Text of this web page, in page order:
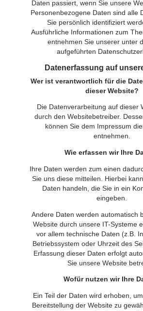
Daten passiert, wenn Sie unsere
Personenbezogene Daten sind alle
Sie persönlich identifiziert
Ausführliche Informationen zum
entnehmen Sie unserer unter
aufgeführten
Datenerfassung auf
Wer ist verantwortlich für die
dieser Website?
Die Datenverarbeitung auf dieser
durch den Websitebetreiber.
können Sie dem Impressum
entnehmen.
Wie erfassen wir Ihre
Ihre Daten werden zum einen
Sie uns diese mitteilen. Hierbei
Daten handeln, die Sie in ein
eingeben.
Andere Daten werden automatisch
Website durch unsere IT-Systeme
vor allem technische Daten (z.B.
Betriebssystem oder Uhrzeit des
Erfassung dieser Daten erfolgt
Sie unsere Website
Wofür nutzen wir Ihre
Ein Teil der Daten wird erhoben,
Bereitstellung der Website zu